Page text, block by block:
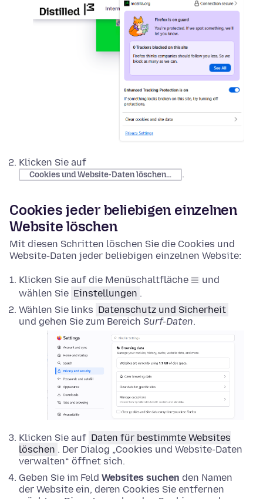
Klicken Sie auf
Cookies und Website-Daten löschen… .
Cookies jeder beliebigen einzelnen
Website löschen
Mit diesen Schritten löschen Sie die Cookies und
Website-Daten jeder beliebigen einzelnen Website:
Klicken Sie auf die Menüschaltfläche
und
wählen Sie Einstellungen .
Wählen Sie links Datenschutz und Sicherheit
und gehen Sie zum Bereich Surf-Daten.
Klicken Sie auf Daten für bestimmte Websites
löschen . Der Dialog „Cookies und Website-Daten
verwalten“ öffnet sich.
Geben Sie im Feld Websites suchen den Namen
der Website ein, deren Cookies Sie entfernen